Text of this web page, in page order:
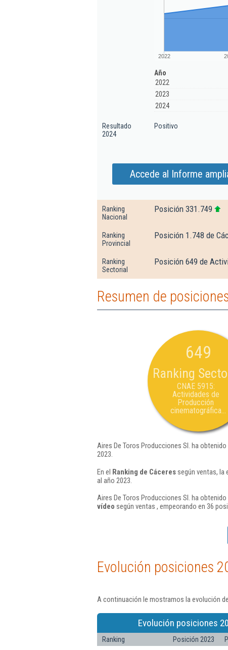
2022
Año
2022
2023
2024
Resultado
2024
Positivo
Accede al Informe
Ranking
Nacional
Posición 331.749
Ranking
Provincial
Posición 1.748 de
Ranking
Sectorial
Posición 649 de
Resumen de
649
Ranking
CNAE 5915:
Actividades de
Producción
cinematográfica...
Aires De Toros Producciones Sl. ha
2023.
En el Ranking de Cáceressegún ventas, la
al año 2023.
Aires De Toros Producciones Sl. ha
vídeo según ventas , empeorando en 36
Evolución posiciones
A continuación le mostramos la evolución
Evolución posiciones
Ranking Posición 2023